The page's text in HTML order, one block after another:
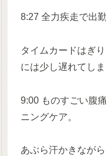
8:27 全力疾走で出勤
タイムカードはぎ
には少し遅れてし
9:00 ものすごい腹
ニングケア。
あぶら汗かきなが